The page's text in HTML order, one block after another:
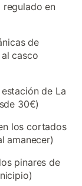
regulado en
de
casco
de La
30€)
los cortados
amanecer)
pinares de